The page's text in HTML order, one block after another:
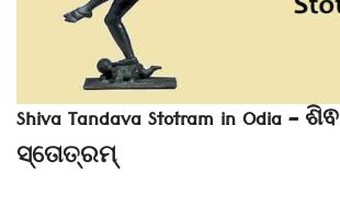
Shiva Tandava Stotram in Odia –
ସ୍ତୋତ୍ରମ୍